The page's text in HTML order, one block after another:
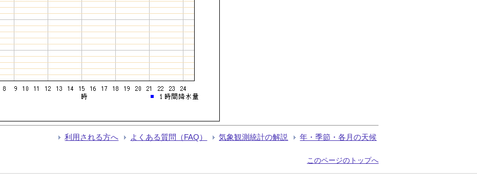
利用される方へ よくある質問（FAQ） 気象観測統計の解説 年・季節・各月の天候
このページのトップへ